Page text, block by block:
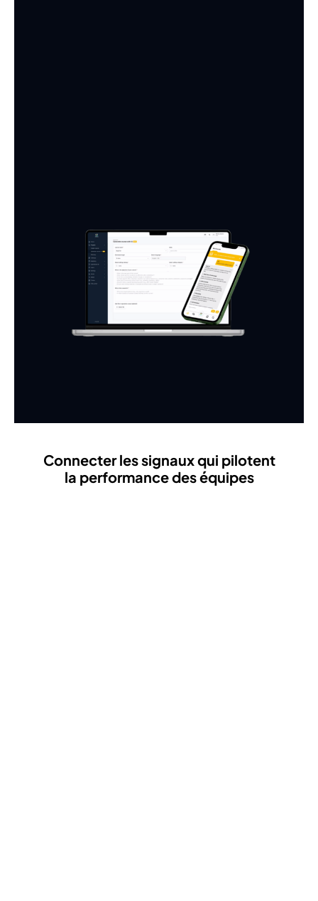
Connecter les signaux qui pilotent
la performance des équipes